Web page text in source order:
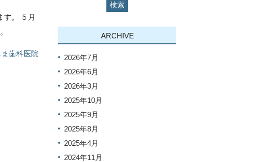
す。 ５月
歯科医院
ARCHIVE
2026年7月
2026年6月
2026年3月
2025年10月
2025年9月
2025年8月
2025年4月
2024年11月